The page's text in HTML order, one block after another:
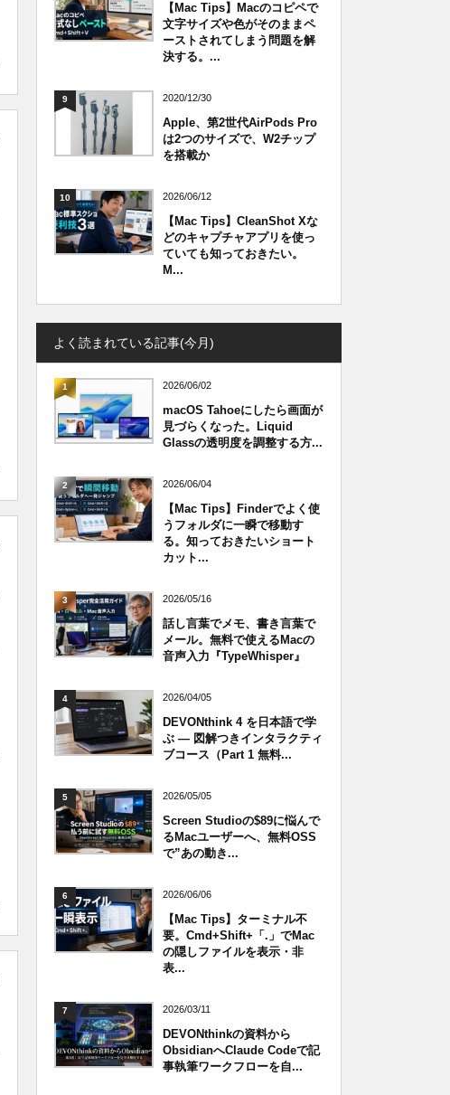
【Mac Tips】Macのコピペで
文字サイズや色がそのままペ
ーストされてしまう問題を解
決する。...
9 2020/12/30
Apple、第2世代AirPods Pro
は2つのサイズで、W2チップ
を搭載か
10 2026/06/12
【Mac Tips】CleanShot Xな
どのキャプチャアプリを使っ
ていても知っておきたい。
M...
よく読まれている記事(今月)
1 2026/06/02
macOS Tahoeにしたら画面が
見づらくなった。Liquid
Glassの透明度を調整する方...
2 2026/06/04
【Mac Tips】Finderでよく使
うフォルダに一瞬で移動す
る。知っておきたいショート
カット...
3 2026/05/16
話し言葉でメモ、書き言葉で
メール。無料で使えるMacの
音声入力『TypeWhisper』
4 2026/04/05
DEVONthink 4 を日本語で学
ぶ — 図解つきインタラクティ
ブコース（Part 1 無料...
5 2026/05/05
Screen Studioの$89に悩んで
るMacユーザーへ、無料OSS
で”あの動き...
6 2026/06/06
【Mac Tips】ターミナル不
要。Cmd+Shift+「.」でMac
の隠しファイルを表示・非
表...
7 2026/03/11
DEVONthinkの資料から
ObsidianへClaude Codeで記
事執筆ワークフローを自...